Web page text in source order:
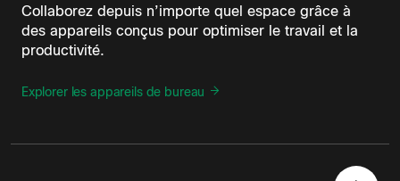
Collaborez depuis n’importe quel espace grâce à
des appareils conçus pour optimiser le travail et la
productivité.
Explorer les appareils de bureau